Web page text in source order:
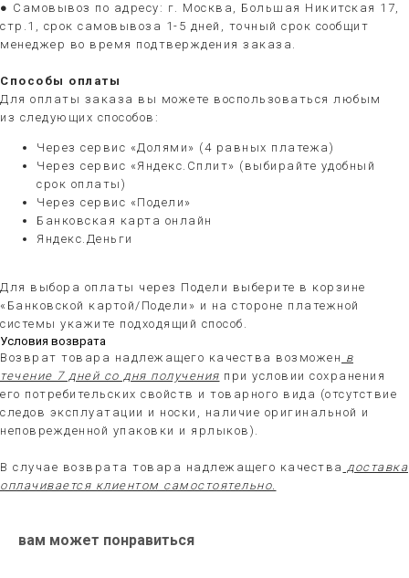
● Самовывоз по адресу: г. Москва, Большая Никитская 17,
стр.1, срок самовывоза 1-5 дней, точный срок сообщит
менеджер во время подтверждения заказа.
Способы оплаты
Для оплаты заказа вы можете воспользоваться любым
из следующих способов:
Через сервис «Долями» (4 равных платежа)
Через сервис «Яндекс.Сплит» (выбирайте удобный
срок оплаты)
Через сервис «Подели»
Банковская карта онлайн
Яндекс.Деньги
Для выбора оплаты через Подели выберите в корзине
«Банковской картой/Подели» и на стороне платежной
системы укажите подходящий способ.
Условия возврата
Возврат товара надлежащего качества возможен в
течение 7 дней со дня получения при условии сохранения
его потребительских свойств и товарного вида (отсутствие
следов эксплуатации и носки, наличие оригинальной и
неповрежденной упаковки и ярлыков).
В случае возврата товара надлежащего качества доставка
оплачивается клиентом самостоятельно.
вам может понравиться